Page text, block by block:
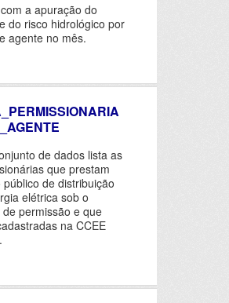
a apuração do
do risco hidrológico por
agente no mês.
de dados lista as
que prestam
público de distribuição
elétrica sob o
de permissão e que
na CCEE